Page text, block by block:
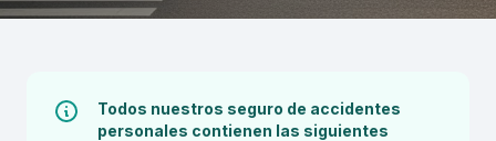
Todos nuestros seguro de accidentes
personales contienen las siguientes